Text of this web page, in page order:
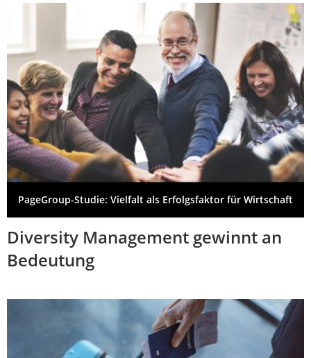
PageGroup-Studie: Vielfalt als Erfolgsfaktor für Wirtschaft
Diversity Management gewinnt an
Bedeutung